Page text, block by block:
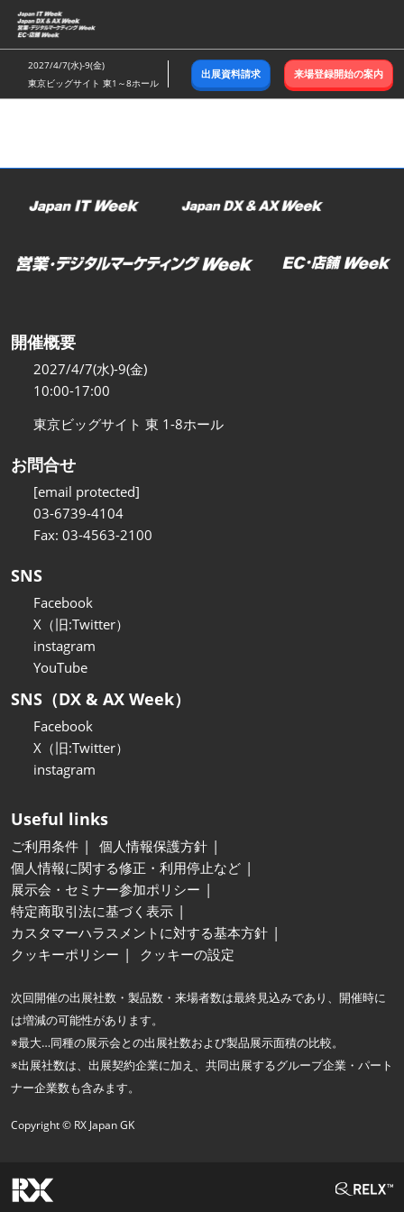
ス
キ
ッ
し
む
2027/4/7(水)-9(金)
東京ビッグサイト 東1～8ホール
出展資料請求 来場登録開始の案内
開催概要
2027/4/7(水)-9(金)
10:00-17:00
東京ビッグサイト 東 1-8ホール
お問合せ
[email protected]
03-6739-4104
Fax: 03-4563-2100
SNS
Facebook
X（旧:Twitter）
instagram
YouTube
SNS（DX & AX Week）
Facebook
X（旧:Twitter）
instagram
Useful links
ご利用条件
個人情報保護方針
個人情報に関する修正・利用停止など
展示会・セミナー参加ポリシー
特定商取引法に基づく表示
カスタマーハラスメントに対する基本方針
クッキーポリシー
クッキーの設定
次回開催の出展社数・製品数・来場者数は最終見込みであり、開催時に
は増減の可能性があります。
※最大…同種の展示会との出展社数および製品展示面積の比較。
※出展社数は、出展契約企業に加え、共同出展するグループ企業・パート
ナー企業数も含みます。
Copyright © RX Japan GK